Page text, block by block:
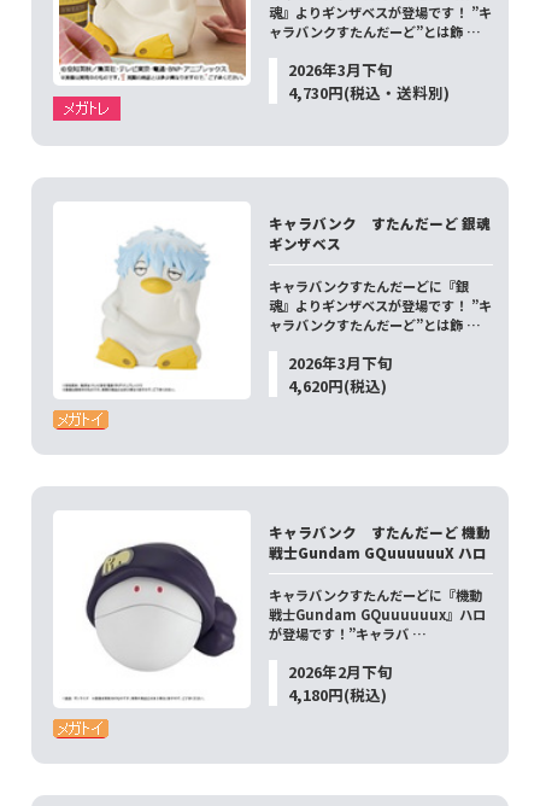
魂』よりギンザベスが登場です！ ”キ
ャラバンクすたんだーど”とは飾 …
2026年3月下旬
4,730円(税込・送料別)
キャラバンク すたんだーど 銀魂
ギンザベス
キャラバンクすたんだーどに『銀
魂』よりギンザベスが登場です！ ”キ
ャラバンクすたんだーど”とは飾 …
2026年3月下旬
4,620円(税込)
キャラバンク すたんだーど 機動
戦士Gundam GQuuuuuuX ハロ
キャラバンクすたんだーどに『機動
戦士Gundam GQuuuuuux』ハロ
が登場です！”キャラバ …
2026年2月下旬
4,180円(税込)